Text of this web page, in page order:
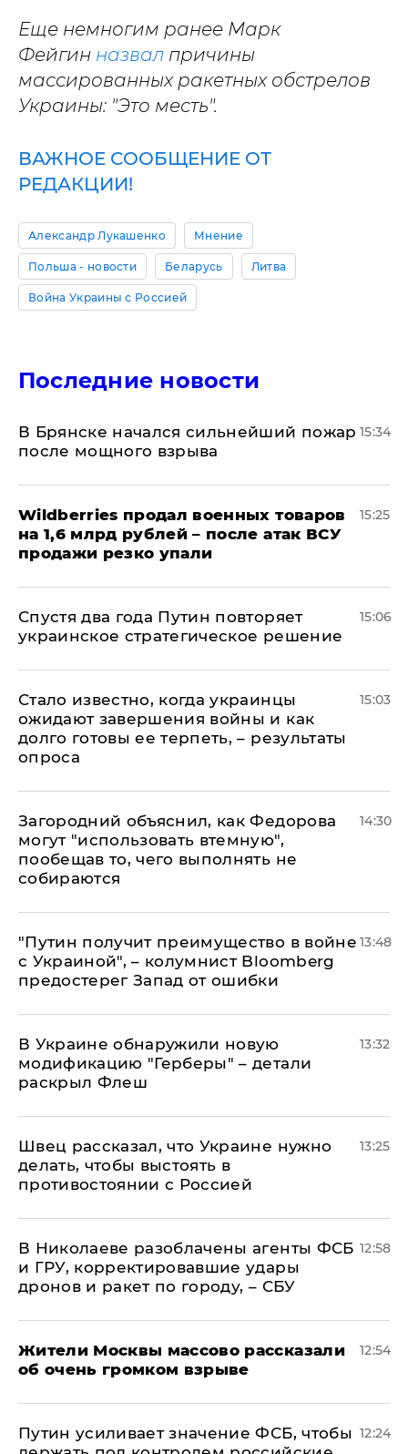
Еще немногим ранее Марк
Фейгин назвал причины
массированных ракетных обстрелов
Украины: "Это месть".
ВАЖНОЕ СООБЩЕНИЕ ОТ
РЕДАКЦИИ!
Александр Лукашенко Мнение
Польша - новости Беларусь Литва
Война Украины с Россией
Последние новости
В Брянске начался сильнейший пожар
после мощного взрыва
15:34
​Wildberries продал военных товаров
на 1,6 млрд рублей – после атак ВСУ
продажи резко упали
15:25
Спустя два года Путин повторяет
украинское стратегическое решение
15:06
Стало известно, когда украинцы
ожидают завершения войны и как
долго готовы ее терпеть, – результаты
опроса
15:03
Загородний объяснил, как Федорова
могут "использовать втемную",
пообещав то, чего выполнять не
собираются
14:30
"Путин получит преимущество в войне
с Украиной", – колумнист Bloomberg
предостерег Запад от ошибки
13:48
В Украине обнаружили новую
модификацию "Герберы" – детали
раскрыл Флеш
13:32
Швец рассказал, что Украине нужно
делать, чтобы выстоять в
противостоянии с Россией
13:25
В Николаеве разоблачены агенты ФСБ
и ГРУ, корректировавшие удары
дронов и ракет по городу, – СБУ
12:58
Жители Москвы массово рассказали
об очень громком взрыве
12:54
Путин усиливает значение ФСБ, чтобы 12:24